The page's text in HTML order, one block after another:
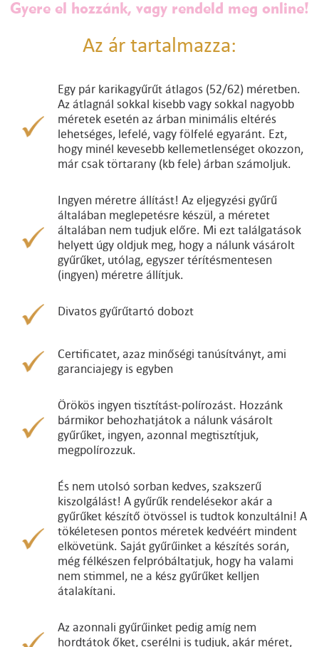
Gyere el hozzánk, vagy rendeld meg online!
Az ár tartalmazza:
Egy pár karikagyűrűt átlagos (52/62) méretben.
Az átlagnál sokkal kisebb vagy sokkal nagyobb
méretek esetén az árban minimális eltérés
lehetséges, lefelé, vagy fölfelé egyaránt. Ezt,
hogy minél kevesebb kellemetlenséget okozzon,
már csak törtarany (kb fele) árban számoljuk.
Ingyen méretre állítást! Az eljegyzési gyűrű
általában meglepetésre készül, a méretet
általában nem tudjuk előre. Mi ezt találgatások
helyett úgy oldjuk meg, hogy a nálunk vásárolt
gyűrűket, utólag, egyszer térítésmentesen
(ingyen) méretre állítjuk.
Divatos gyűrűtartó dobozt
Certificatet, azaz minőségi tanúsítványt, ami
garanciajegy is egyben
Örökös ingyen tisztítást-polírozást. Hozzánk
bármikor behozhatjátok a nálunk vásárolt
gyűrűket, ingyen, azonnal megtisztítjuk,
megpolírozzuk.
És nem utolsó sorban kedves, szakszerű
kiszolgálást! A gyűrűk rendelésekor akár a
gyűrűket készítő ötvössel is tudtok konzultálni! A
tökéletesen pontos méretek kedvéért mindent
elkövetünk. Saját gyűrűinket a készítés során,
még félkészen felpróbáltatjuk, hogy ha valami
nem stimmel, ne a kész gyűrűket kelljen
átalakítani.
Az azonnali gyűrűinket pedig amíg nem
hordtátok őket, cserélni is tudjuk, akár méret,